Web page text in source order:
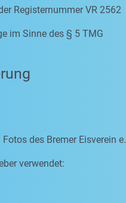
Registernummer VR 2562
im Sinne des § 5 TMG
des Bremer Eisverein
verwendet: